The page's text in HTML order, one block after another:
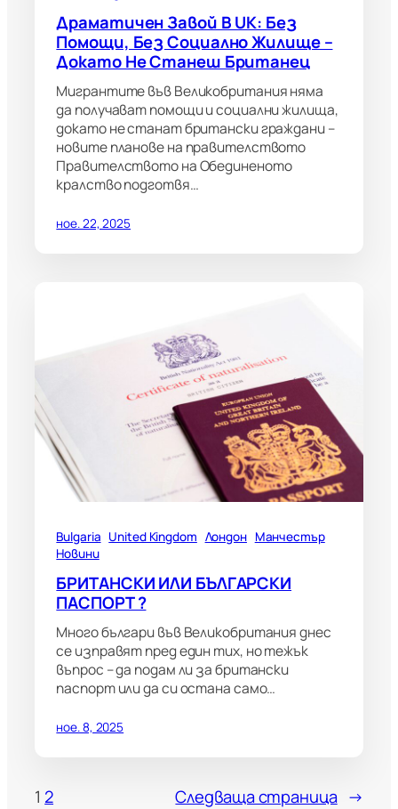
Драматичен Завой В UK: Без
Помощи, Без Социално Жилище –
Докато Не Станеш Британец
Мигрантите във Великобритания няма
да получават помощи и социални жилища,
докато не станат британски граждани –
новите планове на правителството
Правителството на Обединеното
кралство подготвя…
ное. 22, 2025
Bulgaria United Kingdom Лондон Манчестър
Новини
БРИТАНСКИ ИЛИ БЪЛГАРСКИ
ПАСПОРТ ?
Много българи във Великобритания днес
се изправят пред един тих, но тежък
въпрос – да подам ли за британски
паспорт или да си остана само…
ное. 8, 2025
1 2 Следваща страница →